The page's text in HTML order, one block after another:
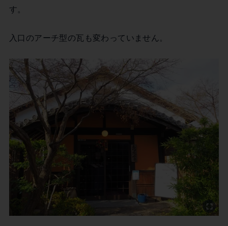
す。
入口のアーチ型の瓦も変わっていません。